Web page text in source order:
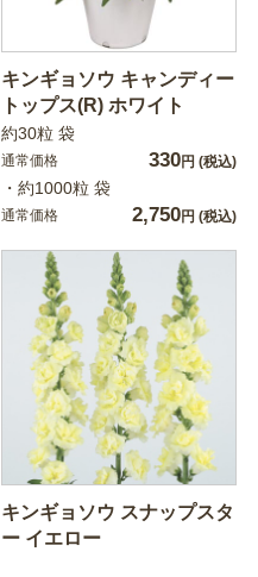
キンギョソウ キャンディー
トップス(R) ホワイト
約30粒 袋
通常価格 330円 (税込)
・約1000粒 袋
通常価格 2,750円 (税込)
キンギョソウ スナップスタ
ー イエロー